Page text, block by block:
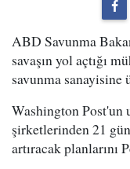
ABD Savunma
savaşın yol açtığı
savunma sanayisine
Washington Post'un
şirketlerinden 21
artıracak planlarını